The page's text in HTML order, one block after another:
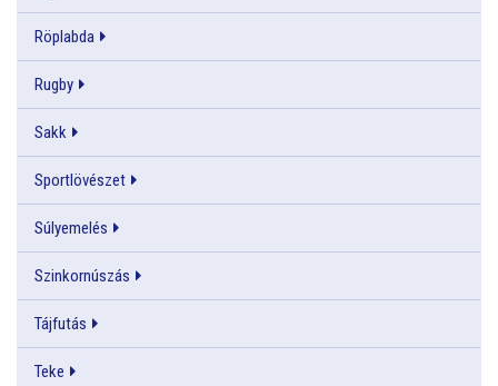
Röplabda
Rugby
Sakk
Sportlövészet
Súlyemelés
Szinkornúszás
Tájfutás
Teke